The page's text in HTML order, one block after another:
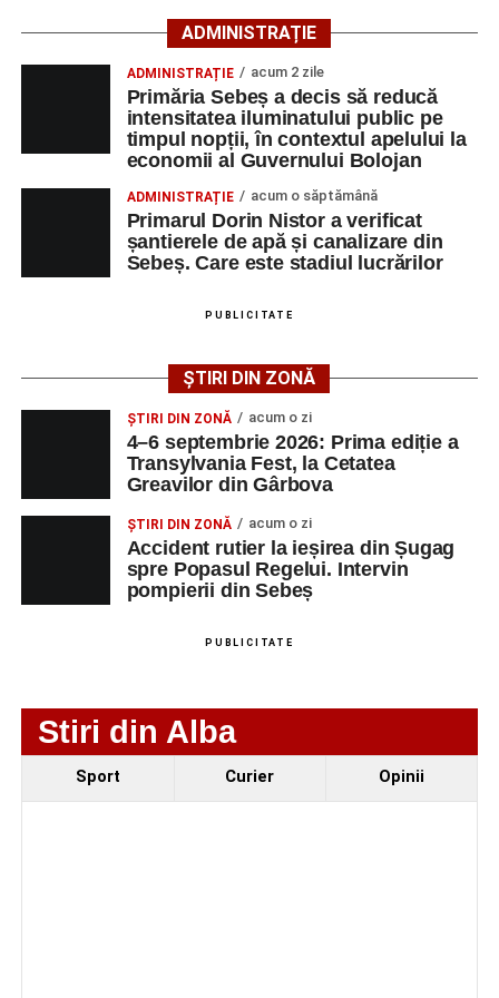
66 ani, va fi transportată la UPU Alba Iulia”
Adaugă-ne ca sursă preferată
Urmărește-ne pe Google News
Ultimele știri din Sebeș
Femeie de 66 de ani, transportată în stare gravă la
strada Dorobanți din Sebeș
Accident pe strada Dorobanți din Sebeș: fermeie
de 66 de ani rănită grav, după ce a fost lovită de o
motocicletă
4–6 septembrie 2026: Prima ediție a Transylvania
Fest, la Cetatea Greavilor din Gârbova
ADMINISTRAȚIE
ADMINISTRAȚIE acum 2 zile
Primăria Sebeș a decis să reducă
intensitatea iluminatului public pe
timpul nopții, în contextul apelului la
economii al Guvernului Bolojan
ADMINISTRAȚIE acum o săptămână
Primarul Dorin Nistor a verificat
șantierele de apă și canalizare din
Sebeș. Care este stadiul lucrărilor
PUBLICITATE
ȘTIRI DIN ZONĂ
ȘTIRI DIN ZONĂ acum o zi
4–6 septembrie 2026: Prima ediție a
Transylvania Fest, la Cetatea
Greavilor din Gârbova
ȘTIRI DIN ZONĂ acum o zi
Accident rutier la ieșirea din Șugag
spre Popasul Regelui. Intervin
pompierii din Sebeș
PUBLICITATE
Stiri din Alba
Sport Curier Opinii